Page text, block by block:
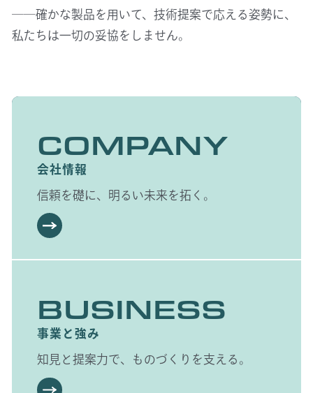
――確かな製品を用いて、技術提案で応える姿勢に、
私たちは一切の妥協をしません。
COMPANY
会社情報
信頼を礎に、明るい未来を拓く。
BUSINESS
事業と強み
知見と提案力で、ものづくりを支える。